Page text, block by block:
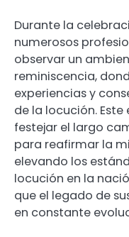
Durante la
numerosos
observar un
reminiscencia,
experiencias y
de la locución.
festejar el largo
para reafirmar la
elevando los
locución en la
que el legado de
en constante